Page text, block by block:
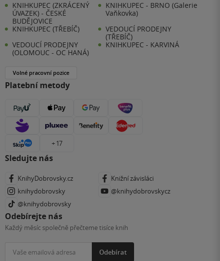
KNIHKUPEC (ZKRÁCENÝ
ÚVAZEK) - ČESKÉ
BUDĚJOVICE
KNIHKUPEC - BRNO (Galerie
Vaňkovka)
KNIHKUPEC (TŘEBÍČ)
VEDOUCÍ PRODEJNY
(TŘEBÍČ)
VEDOUCÍ PRODEJNY
(OLOMOUC - OC HANÁ)
KNIHKUPEC - KARVINÁ
Volné pracovní pozice
Platební metody
+ 17
Sledujte nás
KnihyDobrovsky.cz
Knižní závisláci
knihydobrovsky
@knihydobrovskycz
@knihydobrovsky
Odebírejte nás
Každý měsíc společně přečteme tisíce knih
Odebírat